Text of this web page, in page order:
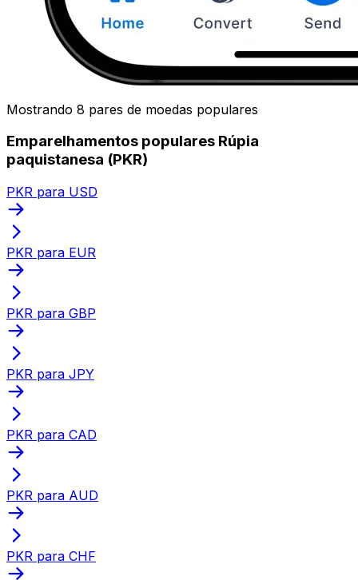
Mostrando 8 pares de moedas populares
Emparelhamentos populares Rúpia
paquistanesa (PKR)
PKR para USD
PKR para EUR
PKR para GBP
PKR para JPY
PKR para CAD
PKR para AUD
PKR para CHF